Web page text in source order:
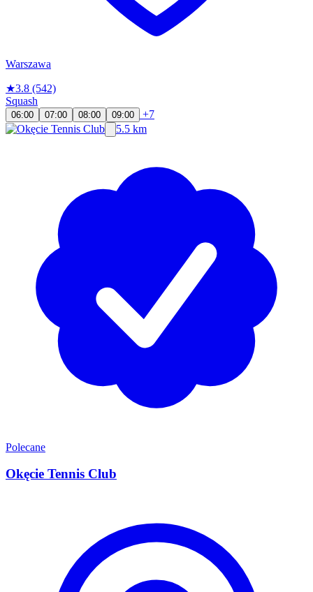
Warszawa
★3.8 (542)
Squash
06:00 07:00 08:00 09:00
+7
5.5 km
Polecane
Okęcie Tennis Club